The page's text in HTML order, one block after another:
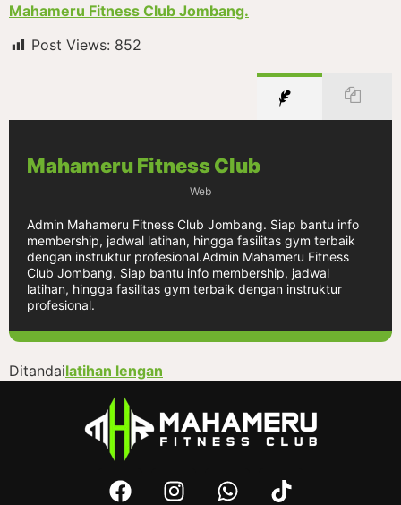
Mahameru Fitness Club Jombang.
Post Views: 852
Mahameru Fitness Club
Web
Admin Mahameru Fitness Club Jombang. Siap bantu info
membership, jadwal latihan, hingga fasilitas gym terbaik
dengan instruktur profesional.Admin Mahameru Fitness
Club Jombang. Siap bantu info membership, jadwal
latihan, hingga fasilitas gym terbaik dengan instruktur
profesional.
Ditandailatihan lengan